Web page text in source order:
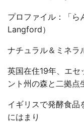
プロファイル：「ら
Langford）
ナチュラル＆ミネラ
英国在住19年、エ
ント州の森と二拠点
イギリスで発酵食品
にはまり